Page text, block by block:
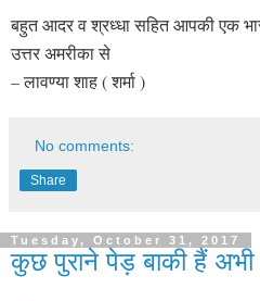
बहुत आदर व श्रध्धा सहित आपकी एक
उत्तर अमरीका से
– लावण्या शाह ( शर्मा )
No comments:
Share
Tuesday, October 31, 2017
कुछ पुराने पेड़ बाकी हैं